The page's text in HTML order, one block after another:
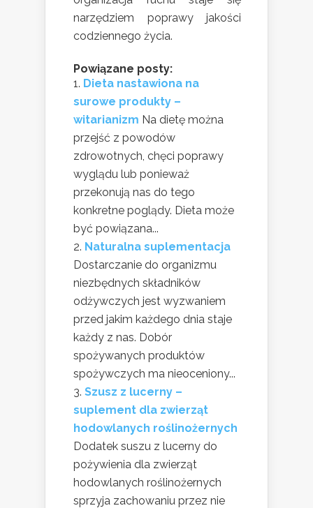
narzędziem poprawy jakości
codziennego życia.
Powiązane posty:
Dieta nastawiona na
surowe produkty –
witarianizm Na dietę można
przejść z powodów
zdrowotnych, chęci poprawy
wyglądu lub ponieważ
przekonują nas do tego
konkretne poglądy. Dieta może
być powiązana...
Naturalna suplementacja
Dostarczanie do organizmu
niezbędnych składników
odżywczych jest wyzwaniem
przed jakim każdego dnia staje
każdy z nas. Dobór
spożywanych produktów
spożywczych ma nieoceniony...
Szusz z lucerny –
suplement dla zwierząt
hodowlanych roślinożernych
Dodatek suszu z lucerny do
pożywienia dla zwierząt
hodowlanych roślinożernych
sprzyja zachowaniu przez nie